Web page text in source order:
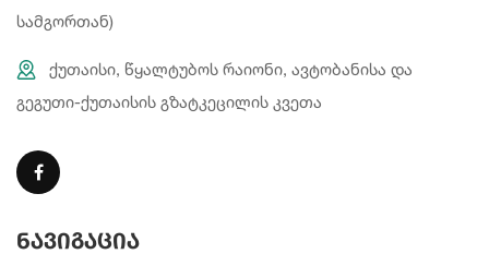
სამგორთან)
ქუთაისი, წყალტუბოს რაიონი, ავტობანისა და
გეგუთი-ქუთაისის გზატკეცილის კვეთა
ნავიგაცია